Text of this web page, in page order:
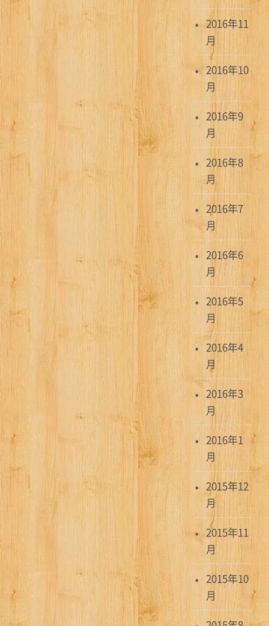
2016年11
月
2016年10
月
2016年9
月
2016年8
月
2016年7
月
2016年6
月
2016年5
月
2016年4
月
2016年3
月
2016年1
月
2015年12
月
2015年11
月
2015年10
月